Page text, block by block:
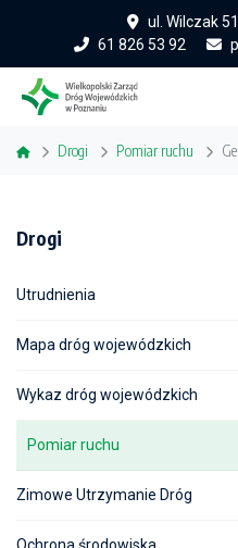
ul. Wilczak
61 826 53 92
Drogi Pomiar ruchu
Drogi
Utrudnienia
Mapa dróg wojewódzkich
Wykaz dróg wojewódzkich
Pomiar ruchu
Zimowe Utrzymanie Dróg